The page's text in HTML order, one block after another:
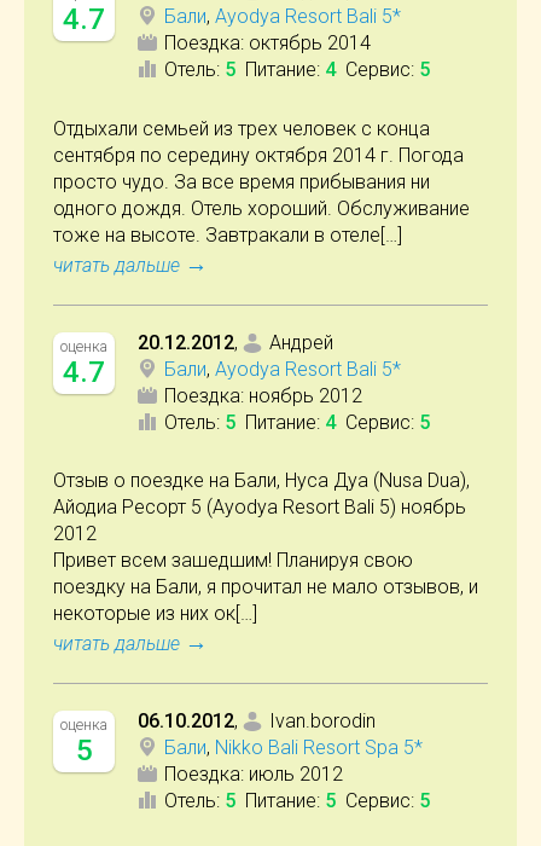
4.7
Бали, Ayodya Resort Bali 5*
Поездка: октябрь 2014
Отель: 5 Питание: 4 Сервис: 5
Отдыхали семьей из трех человек с конца
сентября по середину октября 2014 г. Погода
просто чудо. За все время прибывания ни
одного дождя. Отель хороший. Обслуживание
тоже на высоте. Завтракали в отеле[…]
читать дальше →
оценка
4.7
20.12.2012,
Андрей
Бали, Ayodya Resort Bali 5*
Поездка: ноябрь 2012
Отель: 5 Питание: 4 Сервис: 5
Отзыв о поездке на Бали, Нуса Дуа (Nusa Dua),
Айодиа Ресорт 5 (Ayodya Resort Bali 5) ноябрь
2012
Привет всем зашедшим! Планируя свою
поездку на Бали, я прочитал не мало отзывов, и
некоторые из них ок[…]
читать дальше →
оценка
5
06.10.2012,
Ivan.borodin
Бали, Nikko Bali Resort Spa 5*
Поездка: июль 2012
Отель: 5 Питание: 5 Сервис: 5